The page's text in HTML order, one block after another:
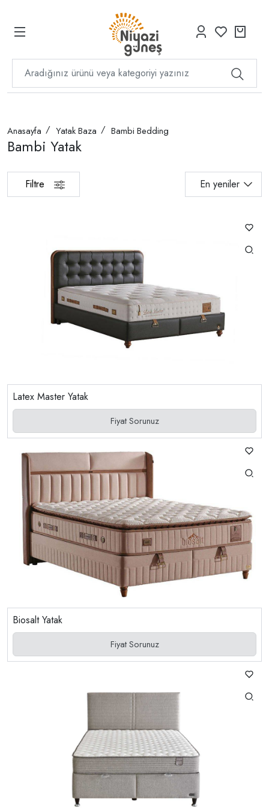
Anasayfa Yatak Baza Bambi Bedding
Bambi Yatak
Filtre En yeniler
Latex Master Yatak
Fiyat Sorunuz
Biosalt Yatak
Fiyat Sorunuz